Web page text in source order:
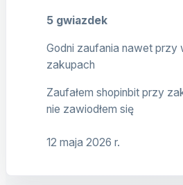
5 gwiazdek
Godni zaufania nawet przy
zakupach
Zaufałem shopinbit przy
nie zawiodłem się
12 maja 2026 r.